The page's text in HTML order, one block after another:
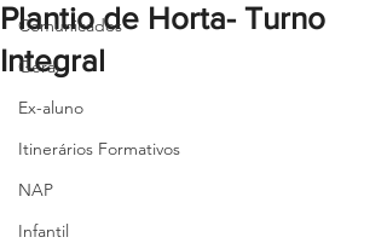
Comunicados
Geral
Ex-aluno
Itinerários Formativos
NAP
Infantil
Plantio de Horta- Turno
Integral